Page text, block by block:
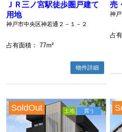
ＪＲ三ノ宮駅徒歩圏戸建て
用地
神戸市中央区神若通２－１－２
占有面積 ： 77m²
物件詳細
売
神
占
買う
土地
SoldOut